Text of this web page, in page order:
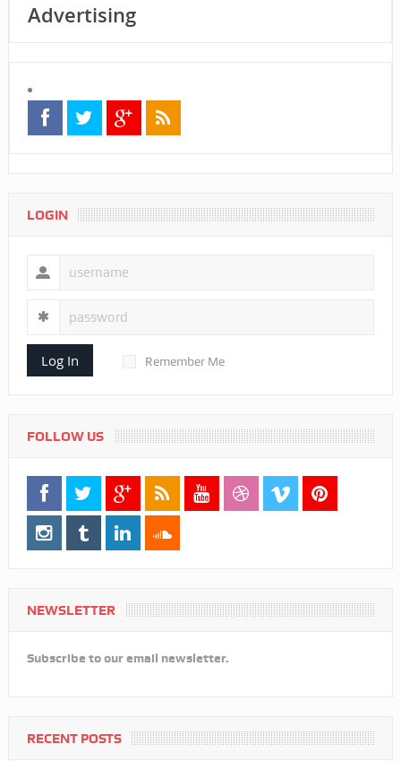
Advertising
LOGIN
Log In Remember Me
FOLLOW US
NEWSLETTER
Subscribe to our email newsletter.
RECENT POSTS